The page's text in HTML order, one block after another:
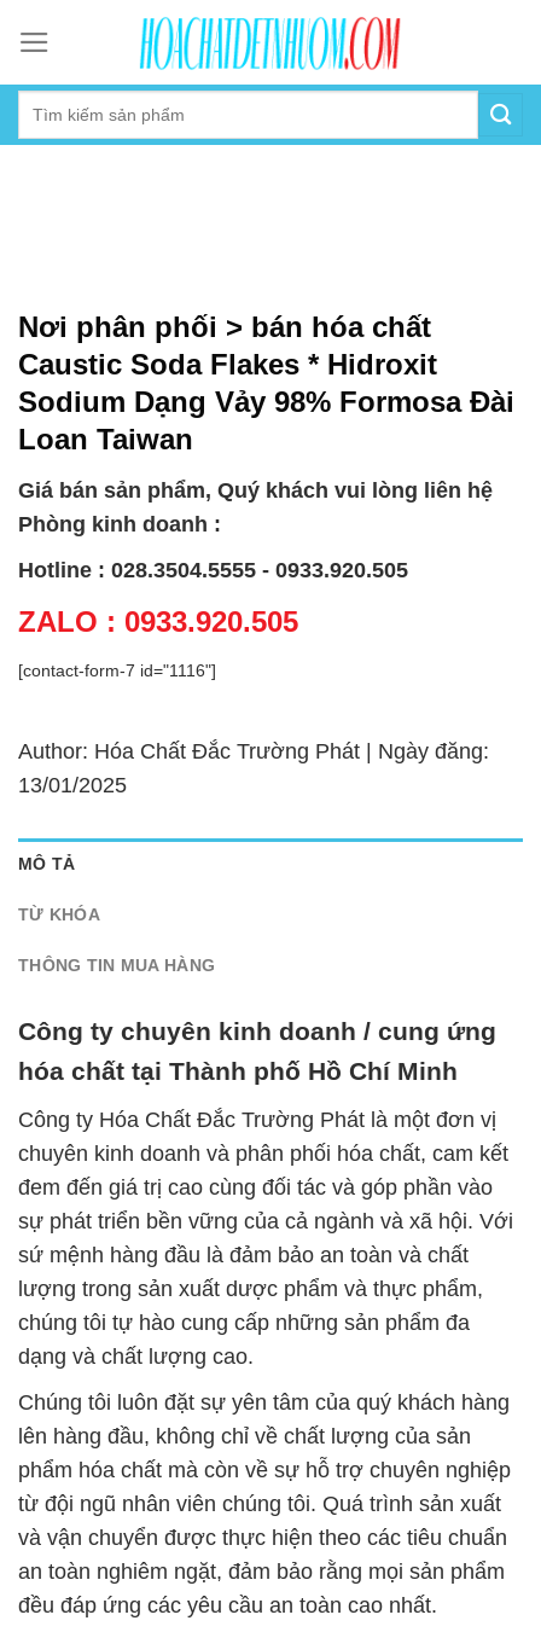
content
Nơi phân phối > bán hóa chất
Caustic Soda Flakes * Hidroxit
Sodium Dạng Vảy 98% Formosa Đài
Loan Taiwan
Giá bán sản phẩm, Quý khách vui lòng liên hệ
Phòng kinh doanh :
Hotline : 028.3504.5555 - 0933.920.505
ZALO : 0933.920.505
[contact-form-7 id="1116"]
Author: Hóa Chất Đắc Trường Phát | Ngày đăng:
13/01/2025
MÔ TẢ
TỪ KHÓA
THÔNG TIN MUA HÀNG
Công ty chuyên kinh doanh / cung ứng
hóa chất tại Thành phố Hồ Chí Minh
Công ty Hóa Chất Đắc Trường Phát là một đơn vị
chuyên kinh doanh và phân phối hóa chất, cam kết
đem đến giá trị cao cùng đối tác và góp phần vào
sự phát triển bền vững của cả ngành và xã hội. Với
sứ mệnh hàng đầu là đảm bảo an toàn và chất
lượng trong sản xuất dược phẩm và thực phẩm,
chúng tôi tự hào cung cấp những sản phẩm đa
dạng và chất lượng cao.
Chúng tôi luôn đặt sự yên tâm của quý khách hàng
lên hàng đầu, không chỉ về chất lượng của sản
phẩm hóa chất mà còn về sự hỗ trợ chuyên nghiệp
từ đội ngũ nhân viên chúng tôi. Quá trình sản xuất
và vận chuyển được thực hiện theo các tiêu chuẩn
an toàn nghiêm ngặt, đảm bảo rằng mọi sản phẩm
đều đáp ứng các yêu cầu an toàn cao nhất.